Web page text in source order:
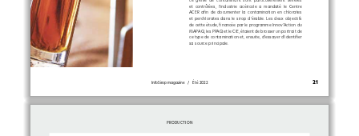
InfoSirop magazine   /   Été 2022 21
et  contrôlées,  l’industrie  acéricole  a  mandaté  le  Centre
ACER  afin  de  documenter  la  contamination  en  chlorates
et  perchlorates  dans  le  sirop  d’érable.  Les  deux  objectifs
de cette étude, financée par le programme Innov’Action du
MAPAQ, les PPAQ et le CIE, étaient de brosser un portrait de
ce type de contamination et, ensuite, d’essayer d’identifier
sa source principale.
PRODUCTION